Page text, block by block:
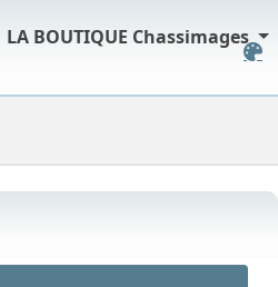
LA BOUTIQUE Chassimages